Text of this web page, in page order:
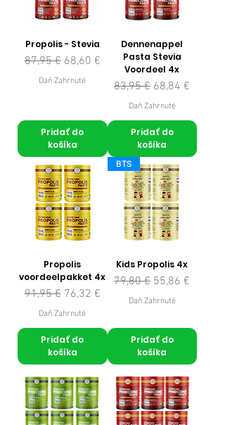
Propolis - Stevia
Normálna cena
87,95 € Zľavnená cena
68,60 €
Daň Zahrnuté
Pridať do
košíka
Dennenappel
Pasta Stevia
Voordeel 4x
Normálna cena
83,95 € Zľavnená cena
68,84 €
Daň Zahrnuté
Pridať do
košíka
Propolis
voordeelpakket 4x
Normálna cena
91,95 € Zľavnená cena
76,32 €
Daň Zahrnuté
Pridať do
košíka
BTS
Kids Propolis 4x
Normálna cena
79,80 € Zľavnená cena
55,86 €
Daň Zahrnuté
Pridať do
košíka